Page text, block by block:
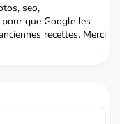
seo,
que Google les
recettes. Merci